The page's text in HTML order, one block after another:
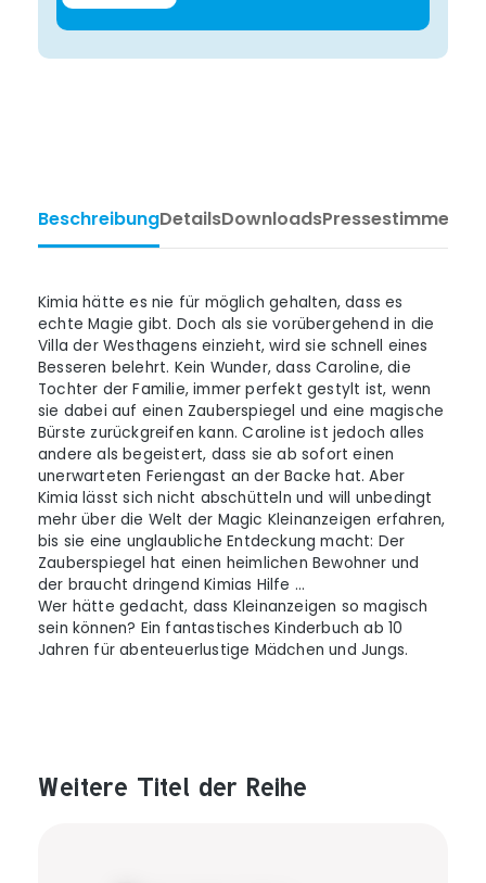
BeschreibungDetailsDownloadsPressestimmen
Kimia hätte es nie für möglich gehalten, dass es
echte Magie gibt. Doch als sie vorübergehend in die
Villa der Westhagens einzieht, wird sie schnell eines
Besseren belehrt. Kein Wunder, dass Caroline, die
Tochter der Familie, immer perfekt gestylt ist, wenn
sie dabei auf einen Zauberspiegel und eine magische
Bürste zurückgreifen kann. Caroline ist jedoch alles
andere als begeistert, dass sie ab sofort einen
unerwarteten Feriengast an der Backe hat. Aber
Kimia lässt sich nicht abschütteln und will unbedingt
mehr über die Welt der Magic Kleinanzeigen erfahren,
bis sie eine unglaubliche Entdeckung macht: Der
Zauberspiegel hat einen heimlichen Bewohner und
der braucht dringend Kimias Hilfe …
Wer hätte gedacht, dass Kleinanzeigen so magisch
sein können? Ein fantastisches Kinderbuch ab 10
Jahren für abenteuerlustige Mädchen und Jungs.
Produktgalerie überspringen
Weitere Titel der Reihe